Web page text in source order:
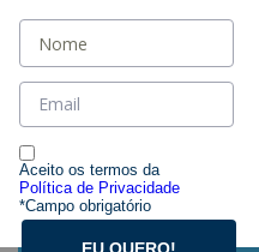
Aceito os termos da
Política de Privacidade
*Campo obrigatório